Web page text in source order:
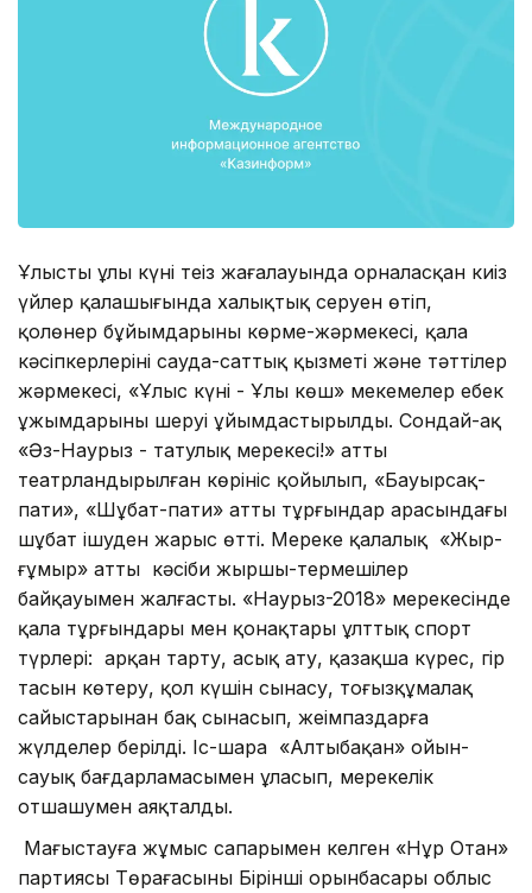
Ұлыстың ұлы күні теңіз жағалауында орналасқан киіз
үйлер қалашығында халықтық серуен өтіп,
қолөнер бұйымдарының көрме-жәрмеңкесі, қала
кәсіпкерлерінің сауда-саттық қызметі және тәттілер
жәрмеңкесі, «Ұлыс күні - Ұлы көш» мекемелер еңбек
ұжымдарының шеруі ұйымдастырылды. Сондай-ақ
«Әз-Наурыз - татулық мерекесі!» атты
театрландырылған көрініс қойылып, «Бауырсақ-
пати», «Шұбат-пати» атты тұрғындар арасындағы
шұбат ішуден жарыс өтті. Мереке қалалық «Жыр-
ғұмыр» атты кәсіби жыршы-термешілер
байқауымен жалғасты. «Наурыз-2018» мерекесінде
қала тұрғындары мен қонақтары ұлттық спорт
түрлері: арқан тарту, асық ату, қазақша күрес, гір
тасын көтеру, қол күшін сынасу, тоғызқұмалақ
сайыстарынан бақ сынасып, жеңімпаздарға
жүлделер берілді. Іс-шара «Алтыбақан» ойын-
сауық бағдарламасымен ұласып, мерекелік
отшашумен аяқталды.
Маңғыстауға жұмыс сапарымен келген «Нұр Отан»
партиясы Төрағасының Бірінші орынбасары облыс